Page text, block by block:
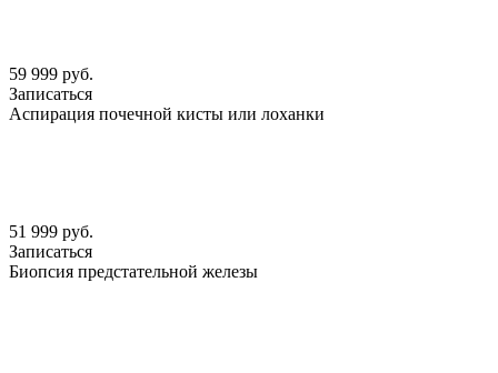
59 999 руб.
Записаться
Аспирация почечной кисты или лоханки
51 999 руб.
Записаться
Биопсия предстательной железы